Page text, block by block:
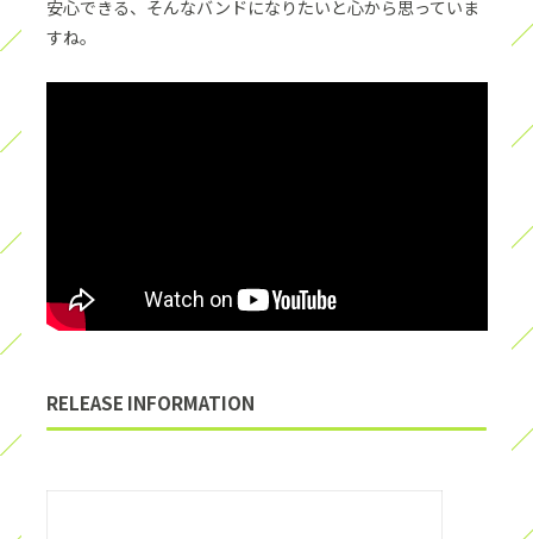
安心できる、そんなバンドになりたいと心から思っていま
すね。
RELEASE INFORMATION